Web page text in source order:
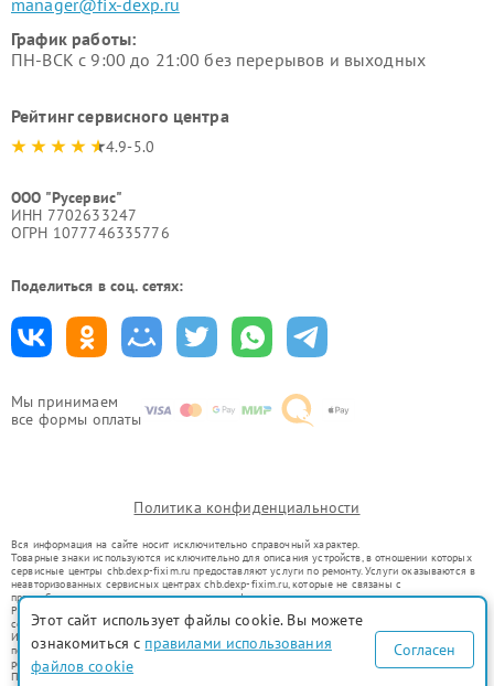
Мы принимаем
все формы оплаты
График работы:
ПН-ВСК с 9:00 до 21:00 без перерывов и выходных
Рейтинг сервисного центра
4.9-5.0
ООО "Русервис"
ИНН 7702633247
ОГРН 1077746335776
Поделиться в соц. сетях:
Политика конфиденциальности
Вся информация на сайте носит исключительно справочный характер.
Товарные знаки используются исключительно для описания устройств, в отношении которых
сервисные центры chb.dexp-fixim.ru предоставляют услуги по ремонту. Услуги оказываются в
неавторизованных сервисных центрах chb.dexp-fixim.ru, которые не связаны с
правообладателями товарных знаков или их официальными представителями.
Ремонт осуществляется для устройств, уже введенных в гражданский оборот в соответствии
со статьей 1487 ГК РФ.
Использование товарных знаков не преследует цели индивидуализации услуг или введения
потребителей в заблуждение, а служит для информирования о предоставляемых услугах по
ремонту техники указанных брендов.
Представленная на сайте информация не является публичной офертой, определяемой
Этот сайт использует файлы cookie. Вы можете
ознакомиться с правилами использования
файлов cookie
Согласен